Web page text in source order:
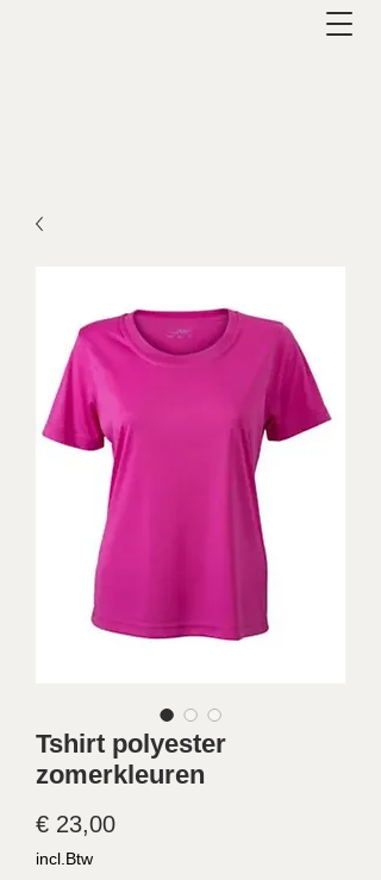
Tshirt polyester
zomerkleuren
€ 23,00Prijs
incl.Btw